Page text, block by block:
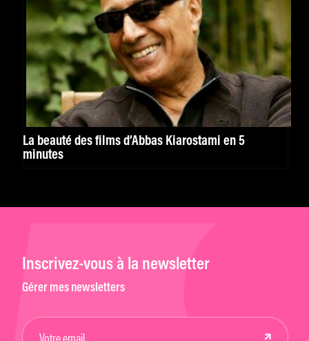
La beauté des films d’Abbas Kiarostami en 5
minutes
Inscrivez-vous à la newsletter
Gérer mes newsletters